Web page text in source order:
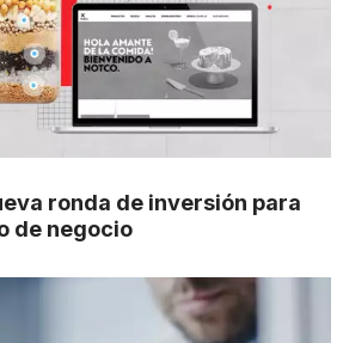
ronda de inversión para
de negocio